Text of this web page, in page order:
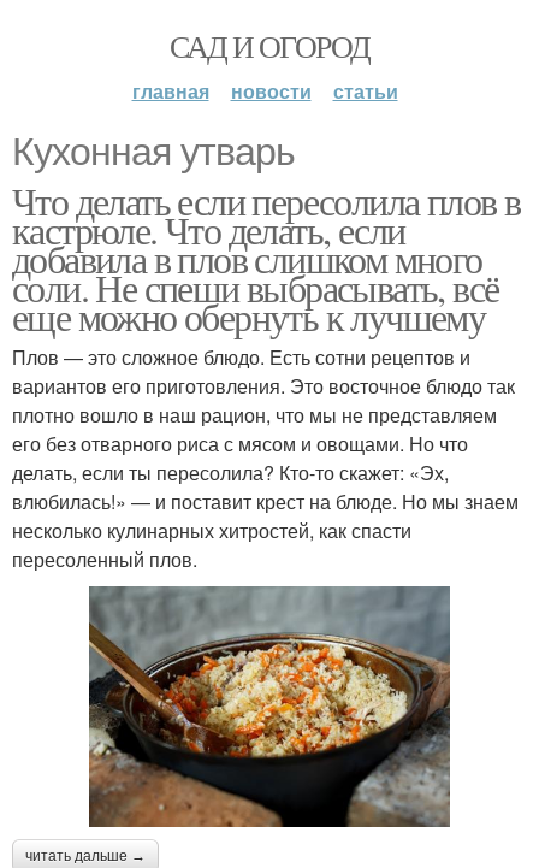
САД И ОГОРОД
главная новости статьи
Кухонная утварь
Что делать если пересолила плов в
кастрюле. Что делать, если
добавила в плов слишком много
соли. Не спеши выбрасывать, всё
еще можно обернуть к лучшему
Плов — это сложное блюдо. Есть сотни рецептов и
вариантов его приготовления. Это восточное блюдо так
плотно вошло в наш рацион, что мы не представляем
его без отварного риса с мясом и овощами. Но что
делать, если ты пересолила? Кто-то скажет: «Эх,
влюбилась!» — и поставит крест на блюде. Но мы знаем
несколько кулинарных хитростей, как спасти
пересоленный плов.
читать дальше →